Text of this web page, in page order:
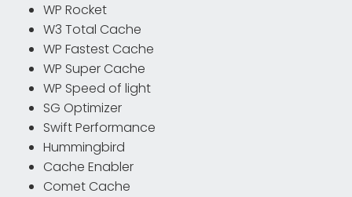
WP Rocket
W3 Total Cache
WP Fastest Cache
WP Super Cache
WP Speed of light
SG Optimizer
Swift Performance
Hummingbird
Cache Enabler
Comet Cache